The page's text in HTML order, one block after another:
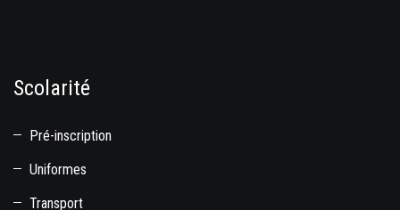
Scolarité
Pré-inscription
Uniformes
Transport